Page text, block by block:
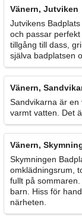
Vänern, Jutviken
Jutvikens
och passar
tillgång till dass,
själva badplatsen
Vänern,
Sandvikarna är en
varmt vatten. Det
Vänern,
Skymningen
omklädningsrum,
fullt på
barn. Hiss för
närheten.